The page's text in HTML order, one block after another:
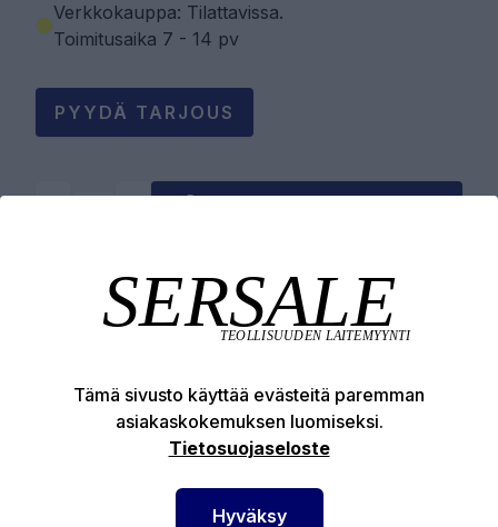
Verkkokauppa: Tilattavissa.
Toimitusaika 7 - 14 pv
PYYDÄ TARJOUS
Tuotekuvaus
Tämä sivusto käyttää evästeitä paremman
asiakaskokemuksen luomiseksi.
Tietosuojaseloste
Hyväksy